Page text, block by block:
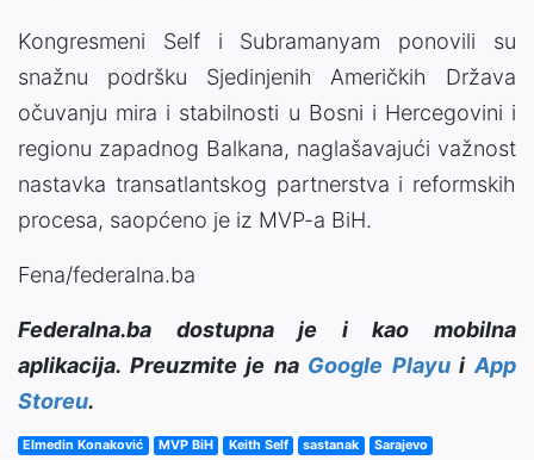
Kongresmeni Self i Subramanyam ponovili su
snažnu podršku Sjedinjenih Američkih Država
očuvanju mira i stabilnosti u Bosni i Hercegovini i
regionu zapadnog Balkana, naglašavajući važnost
nastavka transatlantskog partnerstva i reformskih
procesa, saopćeno je iz MVP-a BiH.
Fena/federalna.ba
Federalna.ba dostupna je i kao mobilna
aplikacija. Preuzmite je na Google PlayuiApp
Storeu.
Elmedin Konaković MVP BiH Keith Self sastanak Sarajevo